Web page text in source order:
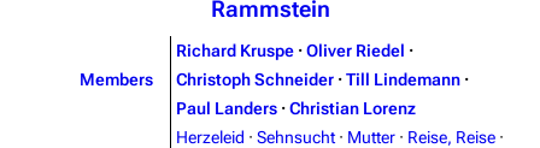
Rammstein
Members
Richard Kruspe · Oliver Riedel ·
Christoph Schneider · Till Lindemann ·
Paul Landers · Christian Lorenz
Herzeleid · Sehnsucht · Mutter · Reise, Reise ·